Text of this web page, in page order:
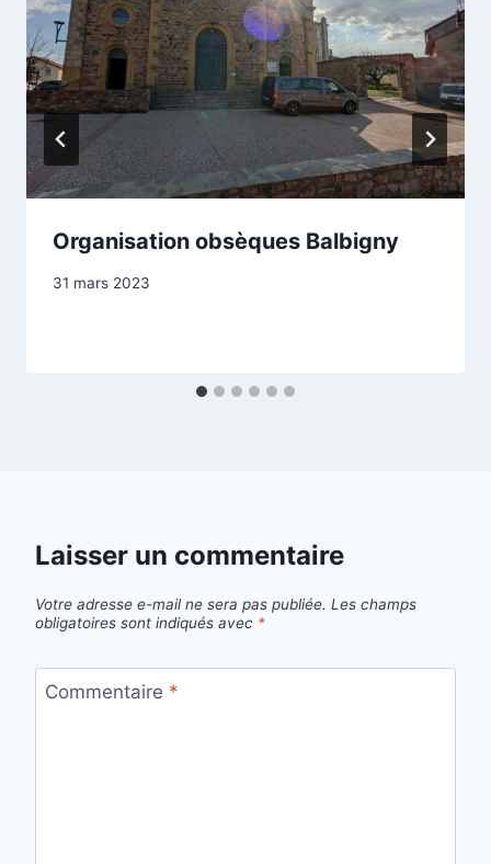
Organisation obsèques Balbigny
Par
31 mars 2023
Laisser un commentaire
Votre adresse e-mail ne sera pas publiée. Les champs
obligatoires sont indiqués avec *
Commentaire *